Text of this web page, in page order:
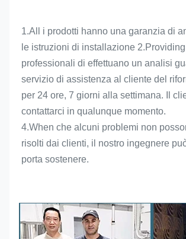
1.All i prodotti hanno una garanzia di
le istruzioni di installazione
professionali di effettuano un analisi
servizio di assistenza al cliente del
per 24 ore, 7 giorni alla settimana. Il
contattarci in qualunque momento.
4.When che alcuni problemi non
risolti dai clienti, il nostro ingegnere
porta sostenere.